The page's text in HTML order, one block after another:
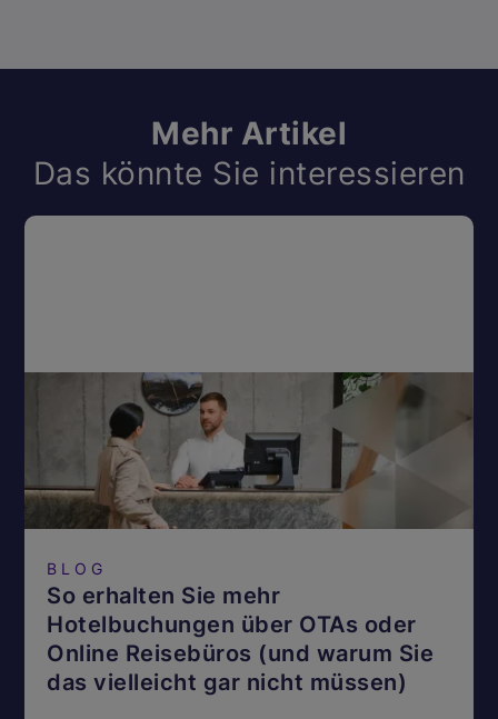
Mehr Artikel
Das könnte Sie interessieren
BLOG
So erhalten Sie mehr
Hotelbuchungen über OTAs oder
Online Reisebüros (und warum Sie
das vielleicht gar nicht müssen)